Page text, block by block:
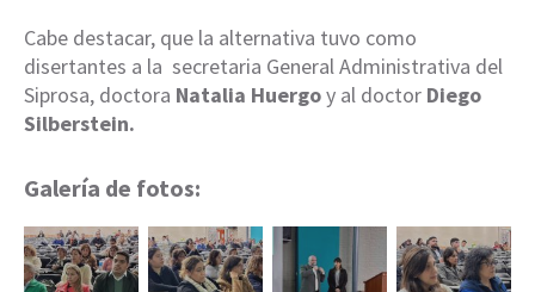
Cabe destacar, que la alternativa tuvo como
disertantes a la secretaria General Administrativa del
Siprosa, doctora Natalia Huergoy al doctor Diego
Silberstein.
Galería de fotos: